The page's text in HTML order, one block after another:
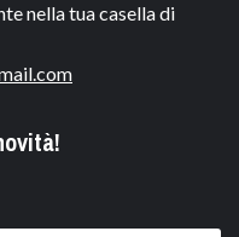
nella tua casella di